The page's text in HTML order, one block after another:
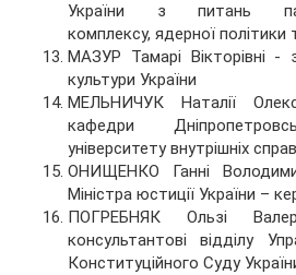
України з питань
комплексу, ядерної політики
МАЗУР Тамарі Вікторівні -
культури України
МЕЛЬНИЧУК Наталії
кафедри
університету внутрішніх справ
ОНИЩЕНКО Ганні
Міністра юстиції України –
ПОГРЕБНЯК Ользі
консультантові відділу
Конституційного Суду